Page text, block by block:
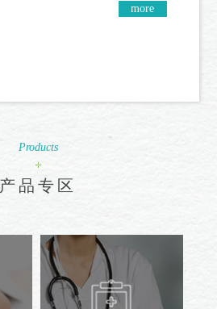
more
more
more
Products
产品专区